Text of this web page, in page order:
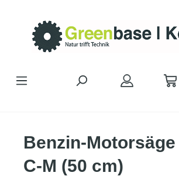
Benzin-Motorsäge
C-M (50 cm)